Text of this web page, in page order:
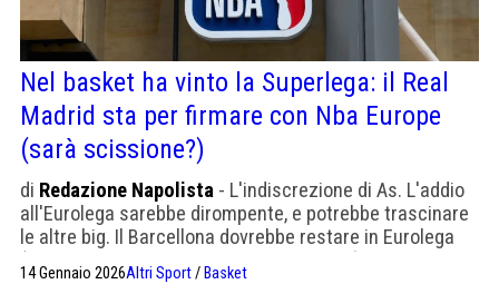
Nel basket ha vinto la Superlega: il Real
Madrid sta per firmare con Nba Europe
(sarà scissione?)
di Redazione Napolista - L'indiscrezione di As. L'addio
all'Eurolega sarebbe dirompente, e potrebbe trascinare
le altre big. Il Barcellona dovrebbe restare in Eurolega
(ma si riserva di pagare la penale e addio)
14 Gennaio 2026Altri Sport/ Basket